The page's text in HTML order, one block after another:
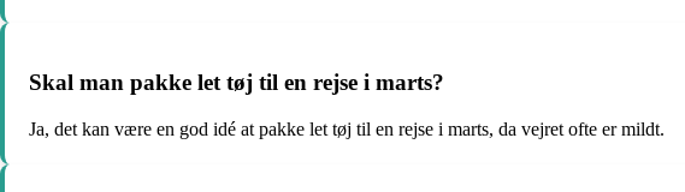
Skal man pakke let tøj til en rejse i marts?
Ja, det kan være en god idé at pakke let tøj til en rejse i marts, da vejret ofte er mildt.